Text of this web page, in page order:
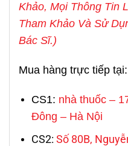
Khảo, Mọi Thông Tin
Tham Khảo Và Sử
Bác Sĩ.)
Mua hàng trực tiếp tại:
CS1: nhà thuốc –
Đông – Hà Nội
CS2: Số 80B,